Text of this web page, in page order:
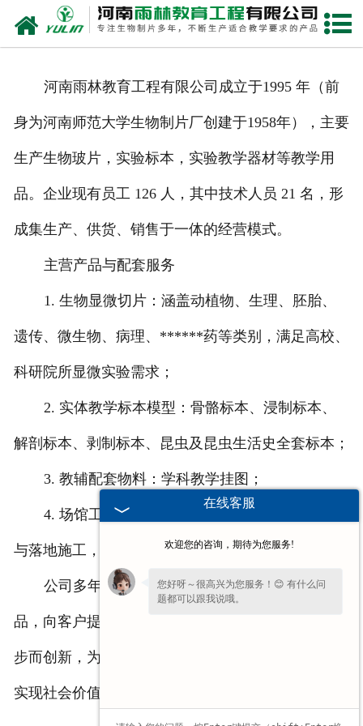
网站首页
在线商城
联系我们
河南雨林教育工程有限公司成立于1995 年（前
身为河南师范大学生物制片厂创建于1958年），主要
生产生物玻片，实验标本，实验教学器材等教学用
品。企业现有员工 126 人，其中技术人员 21 名，形
成集生产、供货、销售于一体的经营模式。
主营产品与配套服务
1. 生物显微切片：涵盖动植物、生理、胚胎、
遗传、微生物、病理、******药等类别，满足高校、
科研院所显微实验需求；
2. 实体教学标本模型：骨骼标本、浸制标本、
解剖标本、剥制标本、昆虫及昆虫生活史全套标本；
3. 教辅配套物料：学科教学挂图；
4. 场馆工程服务：承接标本馆整体规划、设计
与落地施工，助力教学场景建设。
公司多年来，不断生产销售适合教学要求的产
品，向客户提供产品和服务。秉承 “为教育事业的进
步而创新，为行业同仁的发展而努力”的发展理念，
实现社会价值与企业价值协调发展。
在线客服
欢迎您的咨询，期待为您服务!
您好呀～很高兴为您服务！😊 有什么问
题都可以跟我说哦。